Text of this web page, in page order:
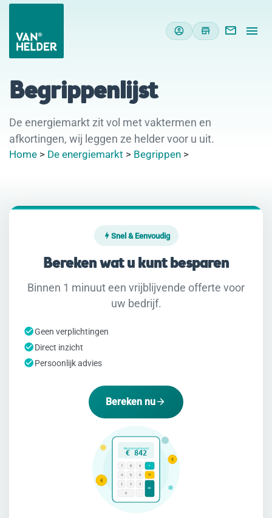
Begrippenlijst
De energiemarkt zit vol met vaktermen en
afkortingen, wij leggen ze helder voor u uit.
Home > De energiemarkt > Begrippen >
Snel & Eenvoudig
Bereken wat u kunt besparen
Binnen 1 minuut een vrijblijvende offerte voor
uw bedrijf.
Geen verplichtingen
Direct inzicht
Persoonlijk advies
Bereken nu
Besparing/maand
€ 842
7 8 9
4 5 6
1 2 3
0 .
÷
×
=
€
€